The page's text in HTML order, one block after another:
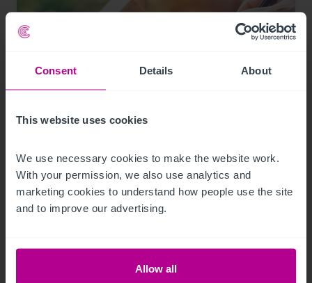
Consent Details About
This website uses cookies
We use necessary cookies to make the website work.
With your permission, we also use analytics and
marketing cookies to understand how people use the site
and to improve our advertising.
Allow all
Hotelinvestmentmarkt Österreich:
aktiv
Pressemitteilungen Hotels
Vermittlung